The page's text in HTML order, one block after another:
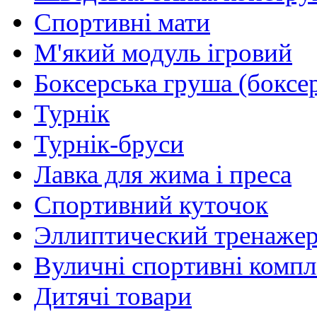
Спортивні мати
М'який модуль ігровий
Боксерська груша
Турнік
Турнік-бруси
Лавка для жима і преса
Спортивний куточок
Эллиптический
Вуличні спортивні
Дитячі товари